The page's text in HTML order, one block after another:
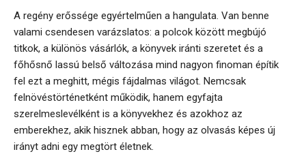
A regény erőssége egyértelműen a hangulata. Van benne
valami csendesen varázslatos: a polcok között megbújó
titkok, a különös vásárlók, a könyvek iránti szeretet és a
főhősnő lassú belső változása mind nagyon finoman építik
fel ezt a meghitt, mégis fájdalmas világot. Nemcsak
felnövéstörténetként működik, hanem egyfajta
szerelmeslevélként is a könyvekhez és azokhoz az
emberekhez, akik hisznek abban, hogy az olvasás képes új
irányt adni egy megtört életnek.